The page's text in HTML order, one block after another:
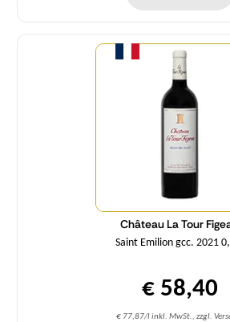
Château La Tour
Saint Emilion gcc. 2021
€ 58,40
€ 77,87/l inkl. MwSt., zzgl.
Menge